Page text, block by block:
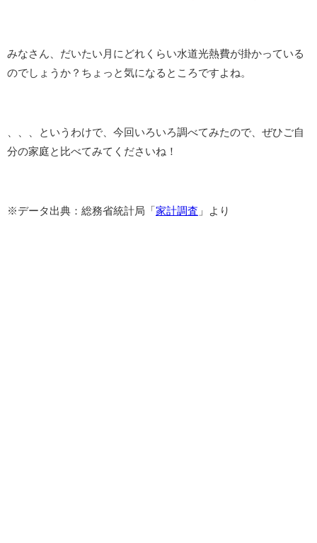
みなさん、だいたい月にどれくらい水道光熱費が掛かっている
のでしょうか？ちょっと気になるところですよね。
、、、というわけで、今回いろいろ調べてみたので、ぜひご自
分の家庭と比べてみてくださいね！
※データ出典：総務省統計局「家計調査 」より